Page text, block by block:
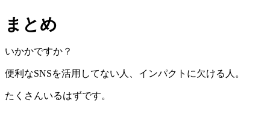
まとめ
いかかですか？
便利なSNSを活用してない人、インパクトに欠ける人。
たくさんいるはずです。